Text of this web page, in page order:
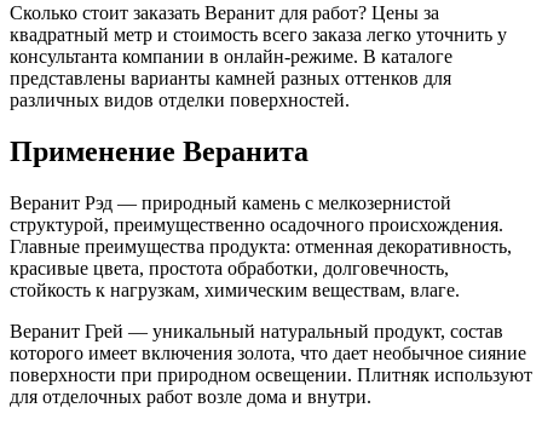
Сколько стоит заказать Веранит для работ? Цены за
квадратный метр и стоимость всего заказа легко уточнить у
консультанта компании в онлайн-режиме. В каталоге
представлены варианты камней разных оттенков для
различных видов отделки поверхностей.
Применение Веранита
Веранит Рэд — природный камень с мелкозернистой
структурой, преимущественно осадочного происхождения.
Главные преимущества продукта: отменная декоративность,
красивые цвета, простота обработки, долговечность,
стойкость к нагрузкам, химическим веществам, влаге.
Веранит Грей — уникальный натуральный продукт, состав
которого имеет включения золота, что дает необычное сияние
поверхности при природном освещении. Плитняк используют
для отделочных работ возле дома и внутри.